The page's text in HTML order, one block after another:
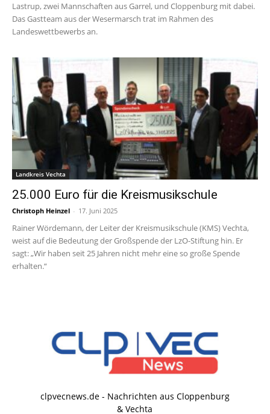
Lastrup, zwei Mannschaften aus Garrel, und Cloppenburg mit dabei.
Das Gastteam aus der Wesermarsch trat im Rahmen des
Landeswettbewerbs an.
Landkreis Vechta
25.000 Euro für die Kreismusikschule
Christoph Heinzel - 17. Juni 2025
Rainer Wördemann, der Leiter der Kreismusikschule (KMS) Vechta,
weist auf die Bedeutung der Großspende der LzO-Stiftung hin. Er
sagt: „Wir haben seit 25 Jahren nicht mehr eine so große Spende
erhalten.“
clpvecnews.de - Nachrichten aus Cloppenburg
& Vechta